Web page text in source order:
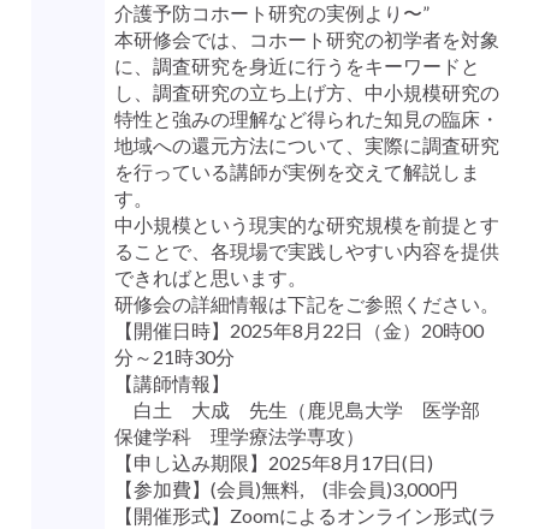
介護予防コホート研究の実例より〜”
本研修会では、コホート研究の初学者を対象
に、調査研究を身近に行うをキーワードと
し、調査研究の立ち上げ方、中小規模研究の
特性と強みの理解など得られた知見の臨床・
地域への還元方法について、実際に調査研究
を行っている講師が実例を交えて解説しま
す。
中小規模という現実的な研究規模を前提とす
ることで、各現場で実践しやすい内容を提供
できればと思います。
研修会の詳細情報は下記をご参照ください。
【開催日時】2025年8月22日（金）20時00
分～21時30分
【講師情報】
白土 大成 先生（鹿児島大学 医学部
保健学科 理学療法学専攻）
【申し込み期限】2025年8月17日(日)
【参加費】(会員)無料, (非会員)3,000円
【開催形式】Zoomによるオンライン形式(ラ